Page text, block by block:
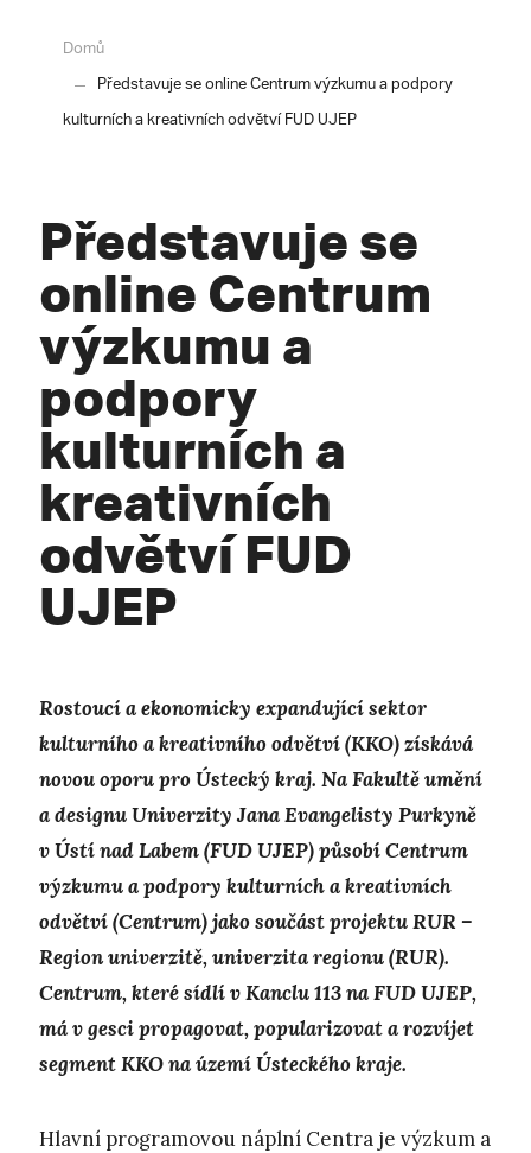
Domů
Představuje se online Centrum výzkumu a podpory
kulturních a kreativních odvětví FUD UJEP
Představuje se
online Centrum
výzkumu a
podpory
kulturních a
kreativních
odvětví FUD
UJEP
Rostoucí a ekonomicky expandující sektor
kulturního a kreativního odvětví (KKO) získává
novou oporu pro Ústecký kraj. Na Fakultě umění
a designu Univerzity Jana Evangelisty Purkyně
v Ústí nad Labem(FUDUJEP) působí Centrum
výzkumu a podpory kulturních a kreativních
odvětví (Centrum) jako součást projektu RUR –
Region univerzitě, univerzita regionu (RUR).
Centrum, které sídlí v Kanclu 113 na FUD UJEP,
má v gesci propagovat, popularizovat a rozvíjet
segment KKO na území Ústeckého kraje.
Hlavní programovou náplní Centra je výzkum a